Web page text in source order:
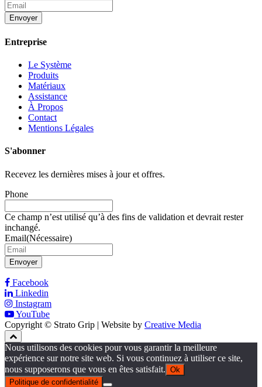
Envoyer
Entreprise
Le Système
Produits
Matériaux
Assistance
À Propos
Contact
Mentions Légales
S'abonner
Recevez les dernières mises à jour et offres.
Phone
Ce champ n’est utilisé qu’à des fins de validation et devrait rester
inchangé.
Email(Nécessaire)
Envoyer
Facebook
Linkedin
Instagram
YouTube
Copyright © Strato Grip | Website by Creative Media
Nous utilisons des cookies pour vous garantir la meilleure
expérience sur notre site web. Si vous continuez à utiliser ce site,
nous supposerons que vous en êtes satisfait. Ok
Politique de confidentialité